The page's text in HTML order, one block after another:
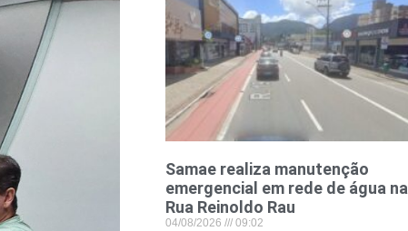
Samae realiza manutenção
emergencial em rede de água na
Rua Reinoldo Rau
04/08/2026 09:02